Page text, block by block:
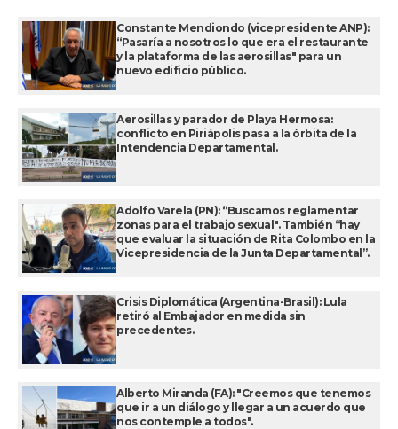
Constante Mendiondo (vicepresidente ANP):
“Pasaría a nosotros lo que era el restaurante
y la plataforma de las aerosillas" para un
nuevo edificio público.
Aerosillas y parador de Playa Hermosa:
conflicto en Piriápolis pasa a la órbita de la
Intendencia Departamental.
Adolfo Varela (PN): “Buscamos reglamentar
zonas para el trabajo sexual". También “hay
que evaluar la situación de Rita Colombo en la
Vicepresidencia de la Junta Departamental”.
Crisis Diplomática (Argentina-Brasil): Lula
retiró al Embajador en medida sin
precedentes.
Alberto Miranda (FA): "Creemos que tenemos
que ir a un diálogo y llegar a un acuerdo que
nos contemple a todos".